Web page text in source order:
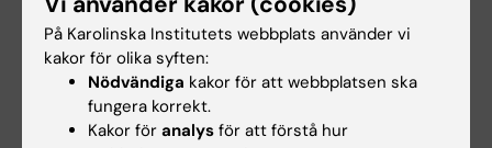
engelska. Majoriteten av undervisningen är på
svenska, men viss undervisning är på
engelska.
Forskarskolan har studentaktiverande
På Karolinska Institutets webbplats använder vi
kakor för olika syften:
Nödvändiga kakor för att webbplatsen ska
fungera korrekt.
Kakor för analys för att förstå hur